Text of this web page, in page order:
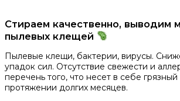
Стираем качественно, выводим
пылевых клещей
Пылевые клещи, бактерии, вирусы.
упадок сил. Отсутствие свежести и
перечень того, что несет в себе
протяжении долгих месяцев.